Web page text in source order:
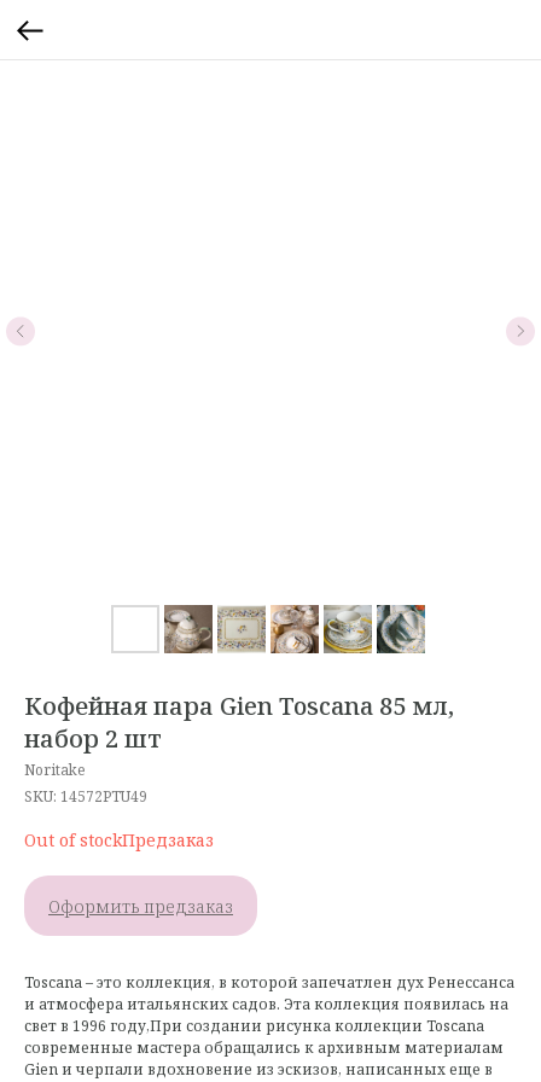
Кофейная пара Gien Toscana 85 мл,
набор 2 шт
Noritake
SKU: 14572PTU49
Out of stock
Оформить предзаказ
Toscana – это коллекция, в которой запечатлен дух Ренессанса
и атмосфера итальянских садов. Эта коллекция появилась на
свет в 1996 году,При создании рисунка коллекции Toscana
современные мастера обращались к архивным материалам
Gien и черпали вдохновение из эскизов, написанных еще в